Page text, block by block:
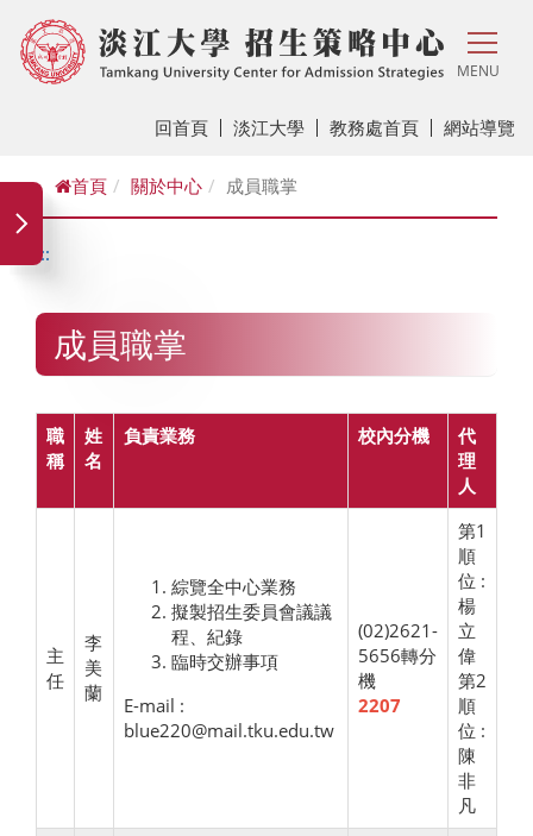
MENU
回首頁 淡江大學 教務處首頁 網站導覽
首頁 關於中心 成員職掌
:::
成員職掌
職
稱
姓
名
負責業務 校內分機
代
理
人
主
任
李
美
蘭
綜覽全中心業務
擬製招生委員會議議
程、紀錄
臨時交辦事項
E-mail :
blue220@mail.tku.edu.tw
(02)2621-
5656轉分
機
2207
第1
順
位 :
楊
立
偉
第2
順
位 :
陳
非
凡